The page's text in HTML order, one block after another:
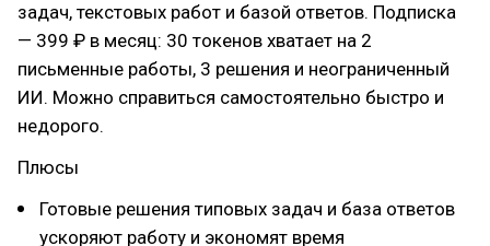
задач, текстовых работ и базой ответов. Подписка
— 399 ₽ в месяц: 30 токенов хватает на 2
письменные работы, 3 решения и неограниченный
ИИ. Можно справиться самостоятельно быстро и
недорого.
Плюсы
Готовые решения типовых задач и база ответов
ускоряют работу и экономят время